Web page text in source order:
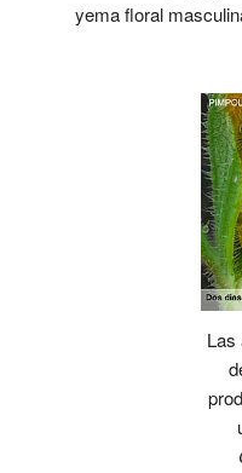
yema floral
Las